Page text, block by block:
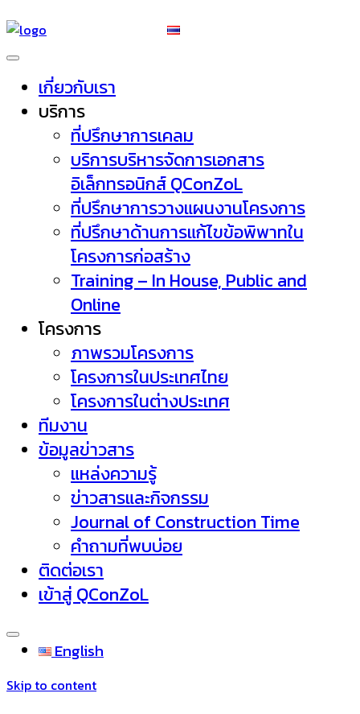
เกี่ยวกับเรา
บริการ
ที่ปรึกษาการเคลม
บริการบริหารจัดการเอกสาร
อิเล็กทรอนิกส์ QConZoL
ที่ปรึกษาการวางแผนงานโครงการ
ที่ปรึกษาด้านการแก้ไขข้อพิพาทใน
โครงการก่อสร้าง
Training – In House, Public and
Online
โครงการ
ภาพรวมโครงการ
โครงการในประเทศไทย
โครงการในต่างประเทศ
ทีมงาน
ข้อมูลข่าวสาร
แหล่งความรู้
ข่าวสารและกิจกรรม
Journal of Construction Time
คำถามที่พบบ่อย
ติดต่อเรา
เข้าสู่ QConZoL
English
Skip to content